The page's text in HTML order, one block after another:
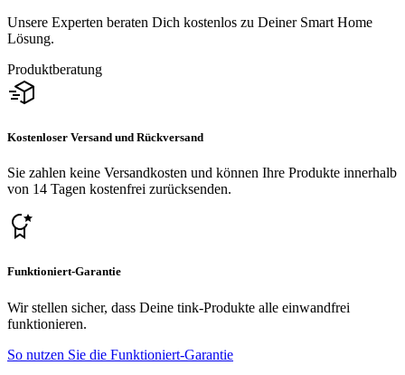
Unsere Experten beraten Dich kostenlos zu Deiner Smart Home
Lösung.
Produktberatung
Kostenloser Versand und Rückversand
Sie zahlen keine Versandkosten und können Ihre Produkte innerhalb
von 14 Tagen kostenfrei zurücksenden.
Funktioniert-Garantie
Wir stellen sicher, dass Deine tink-Produkte alle einwandfrei
funktionieren.
So nutzen Sie die Funktioniert-Garantie